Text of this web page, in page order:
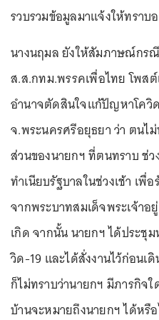
รวบรวมข้อมูลมาแจ้งให้ทราบ
นางนฤมล ยังให้สัมภาษณ์กร
ส.ส.กทม.พรรคเพื่อไทย โพส
อำนาจตัดสินใจแก้ปัญหาโควิ
จ.พระนครศรีอยุธยา ว่า ตนไ
ส่วนของนายกฯ ที่ตนทราบ ช่ว
ทำเนียบรัฐบาลในช่วงเช้า เ
จากพระบาทสมเด็จพระเจ้าอ
เกิด จากนั้น นายกฯ ได้ประชุ
วิด-19 และได้สั่งงานไว้ก่อน
ก็ไม่ทราบว่านายกฯ มีภารกิจ
บ้านจะหมายถึงนายกฯ ได้หรื